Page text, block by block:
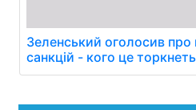
Зеленський оголосив про
санкцій - кого це